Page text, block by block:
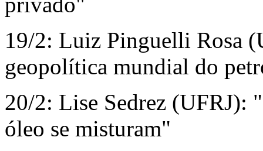
19/2: Luiz Pinguelli Rosa
geopolítica mundial do
20/2: Lise Sedrez (UFRJ):
óleo se misturam"